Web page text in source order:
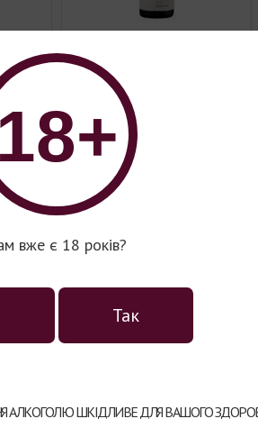
18+
вже є 18 років?
Так
АЛКОГОЛЮ ШКІДЛИВЕ ДЛЯ ВАШОГО
серії 1ere Presse